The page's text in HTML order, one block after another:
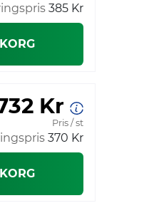
385 Kr
Kr
Pris / st
370 Kr